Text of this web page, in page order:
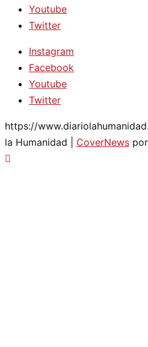
Youtube
Twitter
Instagram
Facebook
Youtube
Twitter
https://
la Humanidad
CoverNews